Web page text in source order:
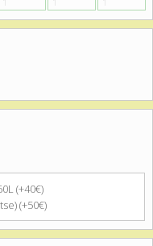
(+40€)
(+50€)